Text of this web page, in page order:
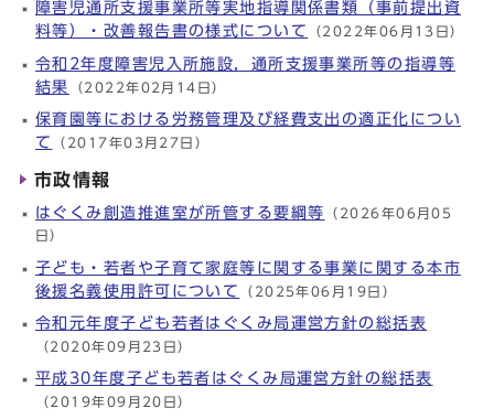
障害児通所支援事業所等実地指導関係書類（事前提出資
料等）・改善報告書の様式について
（2022年06月13日）
令和2年度障害児入所施設，通所支援事業所等の指導等
結果
（2022年02月14日）
保育園等における労務管理及び経費支出の適正化につい
て
（2017年03月27日）
市政情報
はぐくみ創造推進室が所管する要綱等 （2026年06月05
日）
子ども・若者や子育て家庭等に関する事業に関する本市
後援名義使用許可について
（2025年06月19日）
令和元年度子ども若者はぐくみ局運営方針の総括表
（2020年09月23日）
平成30年度子ども若者はぐくみ局運営方針の総括表
（2019年09月20日）